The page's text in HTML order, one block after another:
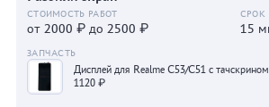
от 2000 ₽ до 2500 ₽ 15
Дисплей для Realme C53/C51 с
1120 ₽